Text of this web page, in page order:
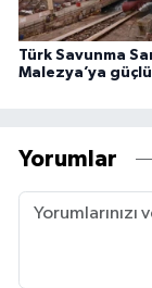
Türk Savunma
Malezya’ya
Yorumlar